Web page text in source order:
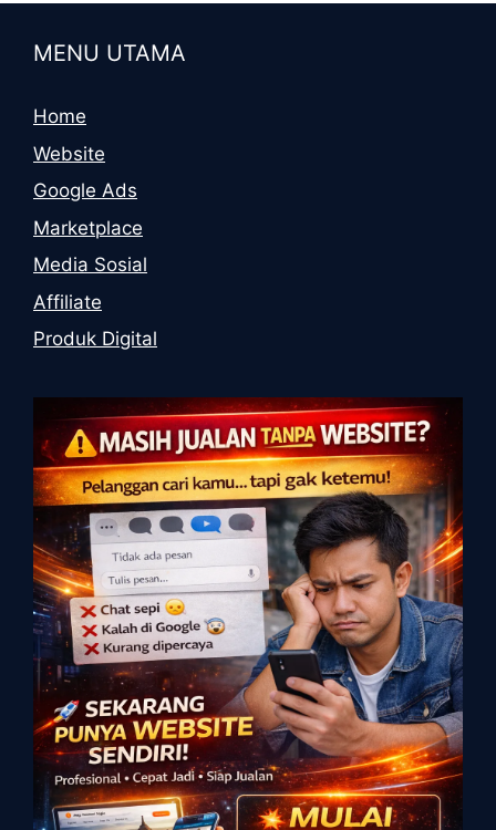
MENU UTAMA
Home
Website
Google Ads
Marketplace
Media Sosial
Affiliate
Produk Digital